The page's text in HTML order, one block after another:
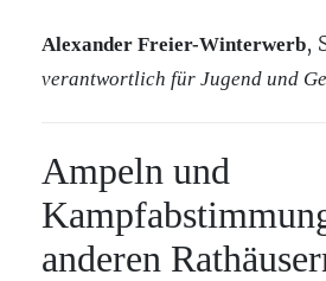
Alexander Freier-Winterwerb,
verantwortlich für Jugend und
Ampeln und
anderen